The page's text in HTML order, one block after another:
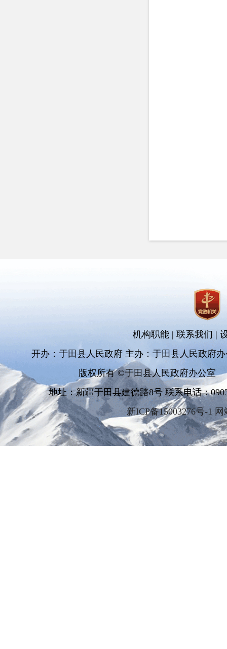
机构职能 | 联系我们 |
开办：于田县人民政府 主办：于田县人民政府
版权所有 ©于田县人民政府办公室
地址：新疆于田县建德路8号 联系电话：
新ICP备15003276号-1